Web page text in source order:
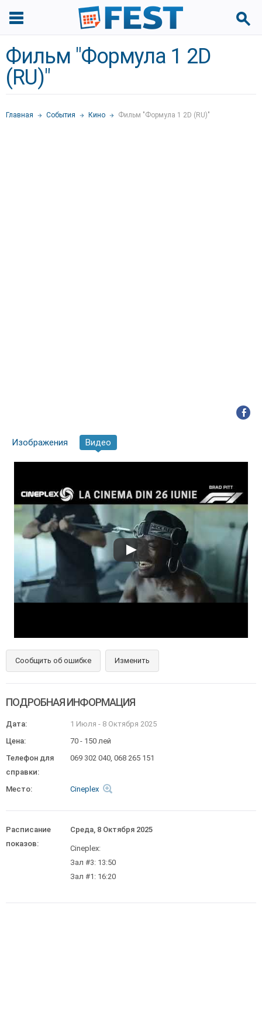
Фильм "Формула 1 2D
(RU)"
Главная События Кино Фильм "Формула 1 2D (RU)"
Изображения Видео
Сообщить об ошибке Изменить
ПОДРОБНАЯ ИНФОРМАЦИЯ
Дата: 1 Июля - 8 Октября 2025
Цена:
70 - 150 лей
Телефон для
справки:
069 302 040, 068 265 151
Место: Cineplex
Расписание
показов:
Среда, 8 Октября 2025
Cineplex:
Зал #3: 13:50
Зал #1: 16:20